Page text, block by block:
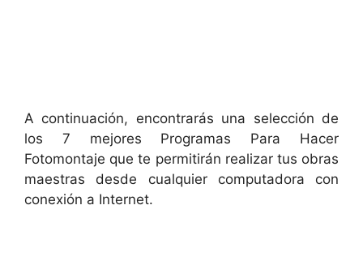
A continuación, encontrarás una selección de
los 7 mejores Programas Para Hacer
Fotomontaje que te permitirán realizar tus obras
maestras desde cualquier computadora con
conexión a Internet.